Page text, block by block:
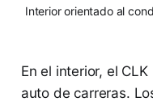
Interior orientado al
En el interior, el
auto de carreras.